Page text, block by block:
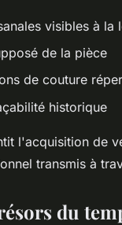
visibles à la
de la pièce
de couture
historique
l'acquisition de
transmis à
du